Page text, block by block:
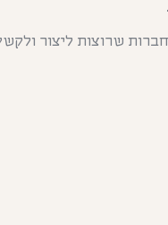
שרוצות ליצור